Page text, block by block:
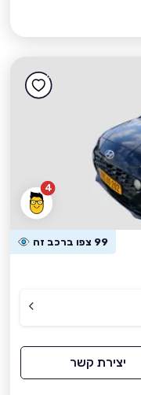
4
99 צפו ברכב זה
יצירת קשר